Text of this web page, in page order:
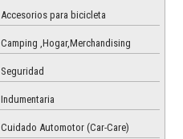
Accesorios para bicicleta
Camping ,Hogar,Merchandising
Seguridad
Indumentaria
Cuidado Automotor (Car-Care)